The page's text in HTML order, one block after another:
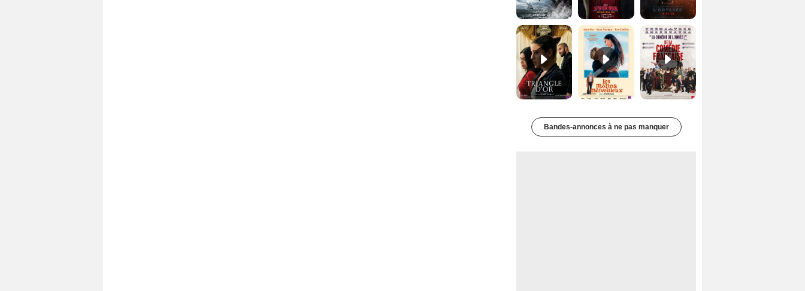
Le Triangle d'or Bande-annonce VF De la Comédie-Française Teaser VF
Bandes-annonces à ne pas manquer